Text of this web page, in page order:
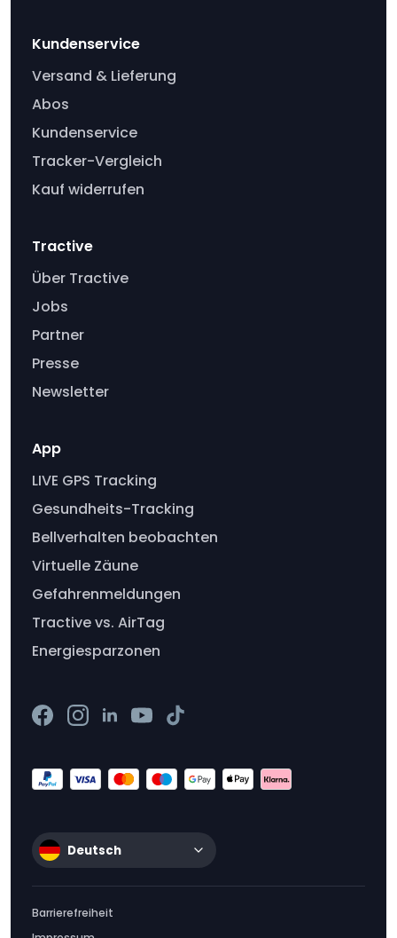
Kundenservice
Versand & Lieferung
Abos
Kundenservice
Tracker-Vergleich
Kauf widerrufen
Tractive
Über Tractive
Jobs
Partner
Presse
Newsletter
App
LIVE GPS Tracking
Gesundheits-Tracking
Bellverhalten beobachten
Virtuelle Zäune
Gefahrenmeldungen
Tractive vs. AirTag
Energiesparzonen
Deutsch
Barrierefreiheit